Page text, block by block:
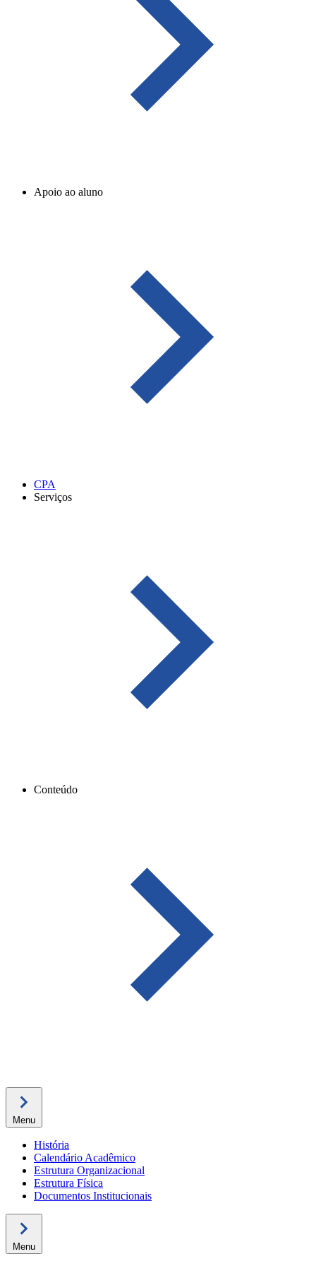
Apoio ao aluno
CPA
Serviços
Conteúdo
Menu
História
Calendário Acadêmico
Estrutura Organizacional
Estrutura Física
Documentos Institucionais
Menu